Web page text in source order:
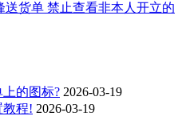
送货单 禁止查看非本人开立的
的图标? 2026-03-19
教程! 2026-03-19